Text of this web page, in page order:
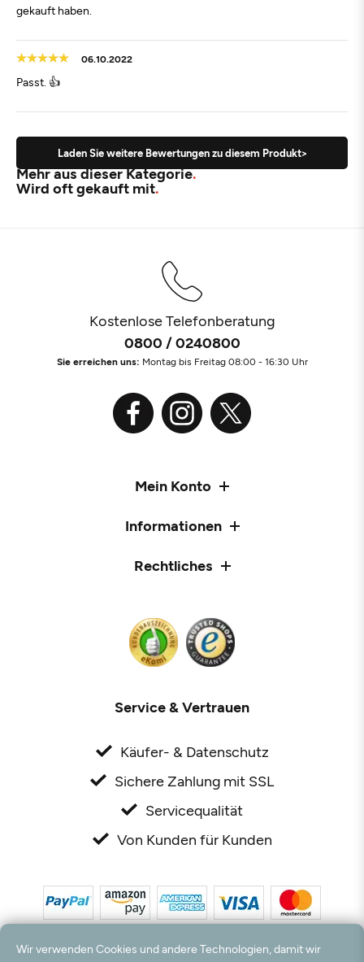
gekauft haben.
06.10.2022
Passt. 👍
Laden Sie weitere Bewertungen zu diesem Produkt>
Mehr aus dieser Kategorie
Wird oft gekauft mit
Kostenlose Telefonberatung
0800 / 0240800
Sie erreichen uns: Montag bis Freitag 08:00 - 16:30 Uhr
Mein Konto
Informationen
Rechtliches
Service & Vertrauen
Käufer- & Datenschutz
Sichere Zahlung mit SSL
Servicequalität
Von Kunden für Kunden
Wir verwenden Cookies und andere Technologien, damit wir